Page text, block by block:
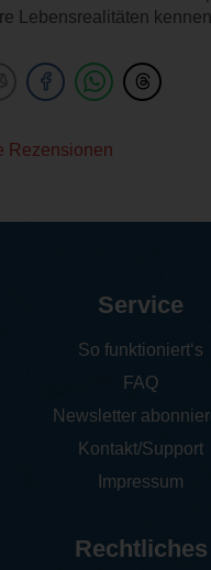
Lebensrealitäten
Rezensionen
Service
So funktioniert‘s
FAQ
Newsletter
Kontakt/Support
Impressum
Rechtliches